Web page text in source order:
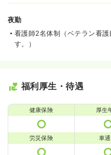
夜勤
看護師2名体制（ベテラン看
す。）
福利厚生・待遇
健康保険 厚生
労災保険 車